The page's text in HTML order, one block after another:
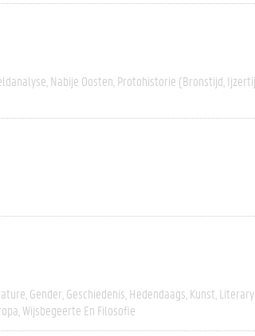
Nabije Oosten Protohistorie (bronstijd,
Gender Geschiedenis Hedendaags Kunst
Wijsbegeerte En Filosofie